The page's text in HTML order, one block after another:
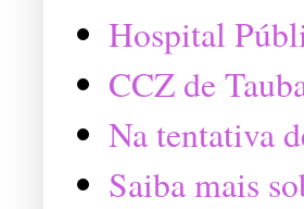
Hospital
CCZ de
Na tentativa
Saiba mais